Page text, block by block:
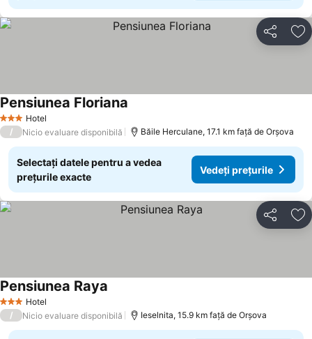
Distribuiți
3 SteleHotel
Pensiunea Floriana
/ Nicio evaluare disponibilă Băile Herculane, 17.1 km faţă de Orşova
Selectați datele pentru a vedea
prețurile exacte
Vedeți prețurile
Distribuiți
3 SteleHotel
Pensiunea Raya
/ Nicio evaluare disponibilă Ieselnita, 15.9 km faţă de Orşova